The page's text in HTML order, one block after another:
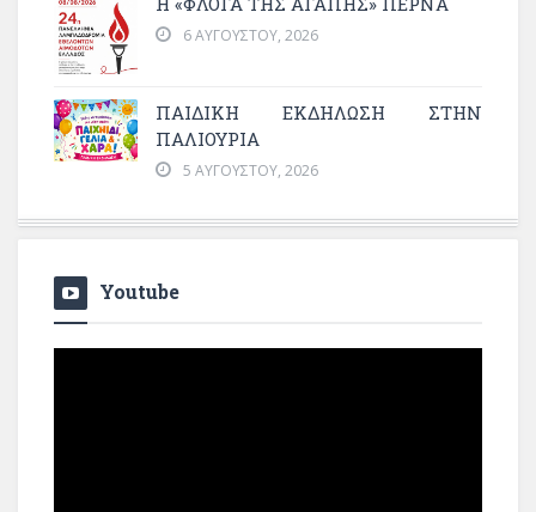
6 ΑΥΓΟΎΣΤΟΥ, 2026
ΠΑΙΔΙΚΗ ΕΚΔΗΛΩΣΗ ΣΤΗΝ
ΠΑΛΙΟΥΡΙΑ
5 ΑΥΓΟΎΣΤΟΥ, 2026
Youtube